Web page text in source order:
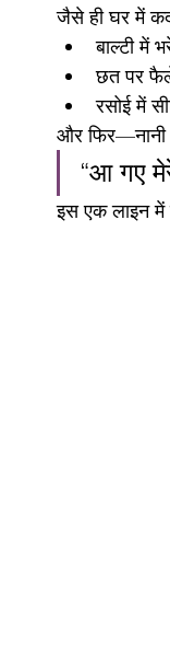
जैसे ही घर में
बाल्टी में
छत पर
रसोई में
और फिर—नानी
“आ गए
इस एक लाइन में